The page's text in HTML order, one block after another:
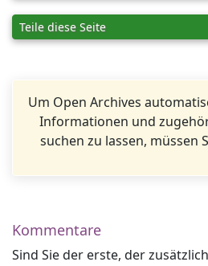
Teile diese Seite
Um Open Archives
Informationen und
suchen zu lassen, müssen
Kommentare
Sind Sie der erste, der